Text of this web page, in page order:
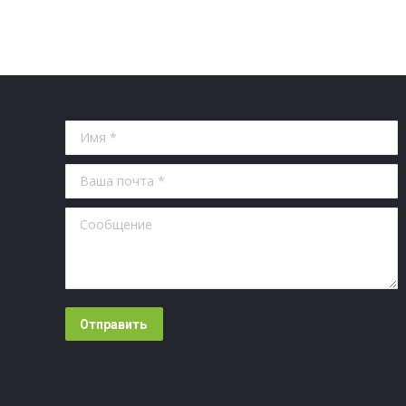
Имя *
Ваша почта *
Сообщение
Отправить